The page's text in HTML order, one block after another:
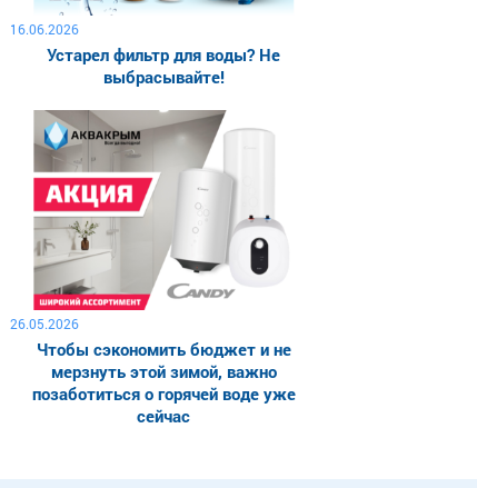
16.06.2026
Устарел фильтр для воды? Не
выбрасывайте!
26.05.2026
Чтобы сэкономить бюджет и не
мерзнуть этой зимой, важно
позаботиться о горячей воде уже
сейчас